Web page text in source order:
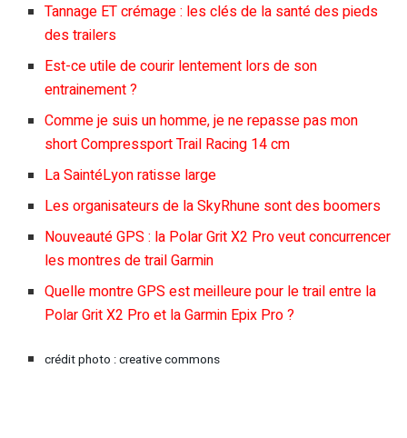
Tannage ET crémage : les clés de la santé des pieds
des trailers
Est-ce utile de courir lentement lors de son
entrainement ?
Comme je suis un homme, je ne repasse pas mon
short Compressport Trail Racing 14 cm
La SaintéLyon ratisse large
Les organisateurs de la SkyRhune sont des boomers
Nouveauté GPS : la Polar Grit X2 Pro veut concurrencer
les montres de trail Garmin
Quelle montre GPS est meilleure pour le trail entre la
Polar Grit X2 Pro et la Garmin Epix Pro ?
crédit photo : creative commons